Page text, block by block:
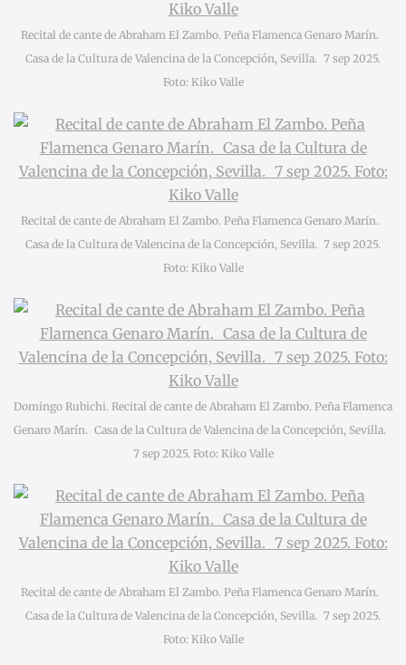
Recital de cante de Abraham El Zambo. Peña Flamenca Genaro Marín.
Casa de la Cultura de Valencina de la Concepción, Sevilla. 7 sep 2025.
Foto: Kiko Valle
Recital de cante de Abraham El Zambo. Peña Flamenca Genaro Marín.
Casa de la Cultura de Valencina de la Concepción, Sevilla. 7 sep 2025.
Foto: Kiko Valle
Domingo Rubichi. Recital de cante de Abraham El Zambo. Peña Flamenca
Genaro Marín. Casa de la Cultura de Valencina de la Concepción, Sevilla.
7 sep 2025. Foto: Kiko Valle
Recital de cante de Abraham El Zambo. Peña Flamenca Genaro Marín.
Casa de la Cultura de Valencina de la Concepción, Sevilla. 7 sep 2025.
Foto: Kiko Valle